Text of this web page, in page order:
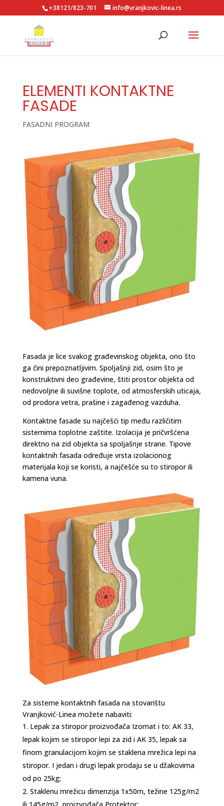
+38121/823-701 info@vranjkovic-linea.rs
ELEMENTI KONTAKTNE
FASADE
FASADNI PROGRAM
Fasada je lice svakog građevinskog objekta, ono što
ga čini prepoznatljivim. Spoljašnji zid, osim što je
konstruktivni deo građevine, štiti prostor objekta od
nedovoljne ili suvišne toplote, od atmosferskih uticaja,
od prodora vetra, prašine i zagađenog vazduha.
Kontaktne fasade su najčešći tip među različitim
sistemima toplotne zaštite. Izolacija je pričvršćena
direktno na zid objekta sa spoljašnje strane. Tipove
kontaktnih fasada određuje vrsta izolacionog
materijala koji se koristi, a najčešće su to stiropor ili
kamena vuna.
Za sisteme kontaktnih fasada na stovarištu
Vranjković-Linea možete nabaviti:
Lepak za stiropor proizvođača Izomat i to: AK 33,
lepak kojim se stiropor lepi za zid i AK 35, lepak sa
finom granulacijom kojim se staklena mrežica lepi na
stiropor. I jedan i drugi lepak prodaju se u džakovima
od po 25kg;
Staklenu mrežicu dimenzija 1x50m, težine 125g/m2